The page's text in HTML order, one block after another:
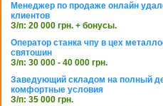
Менеджер по продаже онлайн
клиентов
З/п: 20 000 грн. + бонусы.
Оператор станка чпу в цех
святошин
З/п: 30 000 - 40 000 грн.
Заведующий складом на полный
комфортные условия
З/п: 35 000 грн.